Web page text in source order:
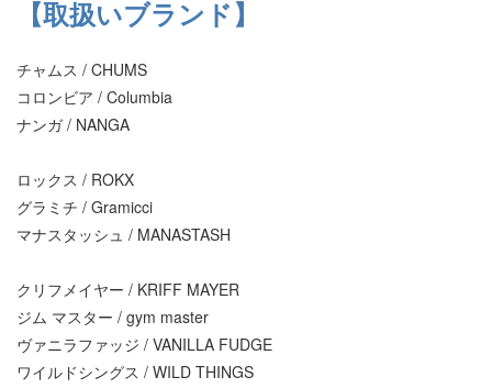
【取扱いブランド】
チャムス / CHUMS
コロンビア / Columbia
ナンガ / NANGA
ロックス / ROKX
グラミチ / Gramicci
マナスタッシュ / MANASTASH
クリフメイヤー / KRIFF MAYER
ジム マスター / gym master
ヴァニラファッジ / VANILLA FUDGE
ワイルドシングス / WILD THINGS